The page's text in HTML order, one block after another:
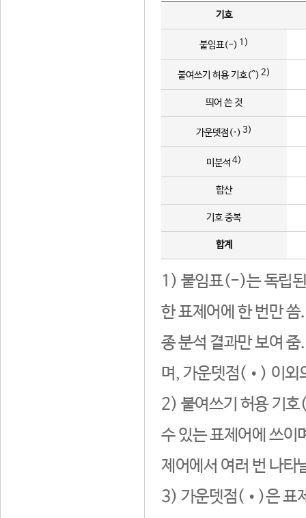
기호
붙임표(-) 1)
붙여쓰기 허용 기호(^) 2)
띄어 쓴 것
가운뎃점(·) 3)
미분석 4)
합산
기호 중복
합계
1) 붙임표(-)는 독립된
한 표제어에 한 번만
종 분석 결과만 보여
며, 가운뎃점(•) 이외
2) 붙여쓰기 허용 기호
수 있는 표제어에 쓰이
제어에서 여러 번 나타
3) 가운뎃점(•)은 표